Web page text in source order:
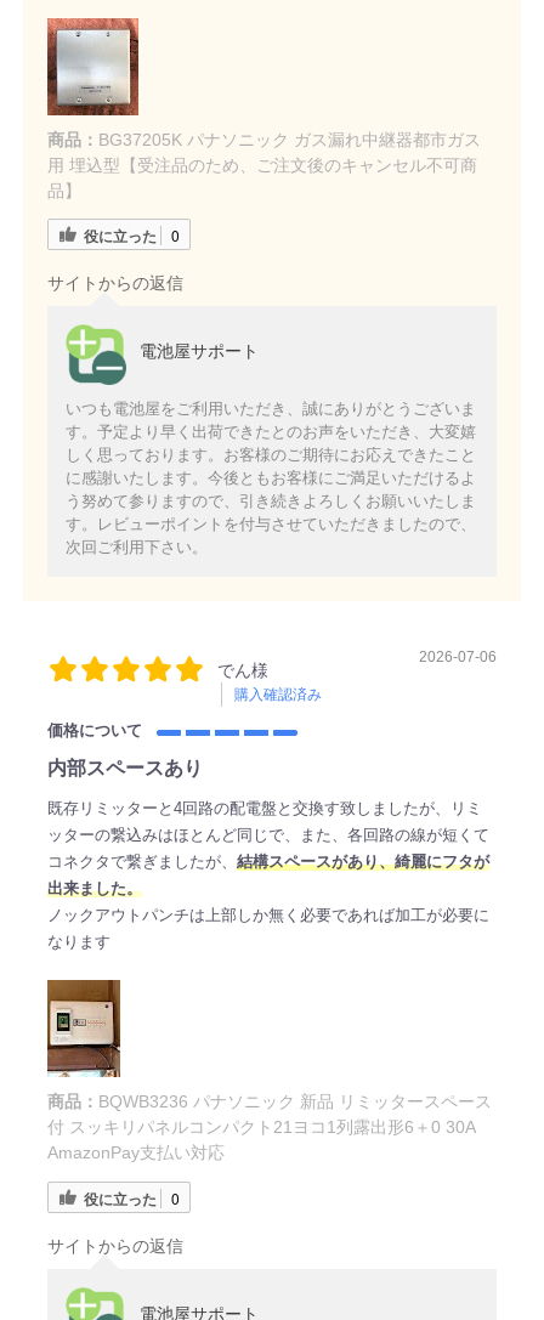
商品： BG37205K パナソニック ガス漏れ中継器都市ガス
用 埋込型【受注品のため、ご注文後のキャンセル不可商
品】
役に立った 0
サイトからの返信
電池屋サポート
いつも電池屋をご利用いただき、誠にありがとうございま
す。予定より早く出荷できたとのお声をいただき、大変嬉
しく思っております。お客様のご期待にお応えできたこと
に感謝いたします。今後ともお客様にご満足いただけるよ
う努めて参りますので、引き続きよろしくお願いいたしま
す。レビューポイントを付与させていただきましたので、
次回ご利用下さい。
でん様
購入確認済み
2026-07-06
価格について
内部スペースあり
既存リミッターと4回路の配電盤と交換す致しましたが、リミ
ッターの繋込みはほとんど同じで、また、各回路の線が短くて
コネクタで繋ぎましたが、 結構スペースがあり、綺麗にフタが
出来ました。
ノックアウトパンチは上部しか無く必要であれば加工が必要に
なります
商品： BQWB3236 パナソニック 新品 リミッタースペース
付 スッキリパネルコンパクト21ヨコ1列露出形6＋0 30A
AmazonPay支払い対応
役に立った 0
サイトからの返信
電池屋サポート